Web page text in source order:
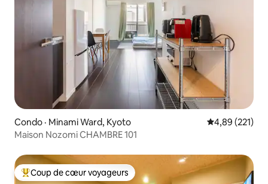
Condo · Minami Ward, Kyoto Note
4,89 (221)
Maison Nozomi CHAMBRE 101
Coup de cœur voyageurs parmi les plus aimés
Coup de cœur voyageurs